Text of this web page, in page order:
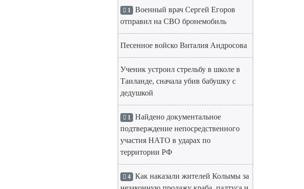
1 Военный врач Сергей Егоров
отправил на СВО бронемобиль
Песенное войско Виталия Андросова
Ученик устроил стрельбу в школе в
Таиланде, сначала убив бабушку с
дедушкой
1 Найдено документальное
подтверждение непосредственного
участия НАТО в ударах по
территории РФ
4 Как наказали жителей Колымы за